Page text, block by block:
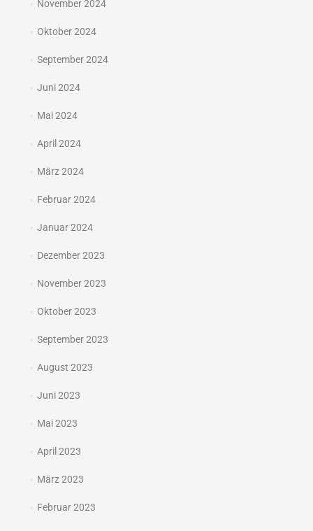
November 2024
Oktober 2024
September 2024
Juni 2024
Mai 2024
April 2024
März 2024
Februar 2024
Januar 2024
Dezember 2023
November 2023
Oktober 2023
September 2023
August 2023
Juni 2023
Mai 2023
April 2023
März 2023
Februar 2023